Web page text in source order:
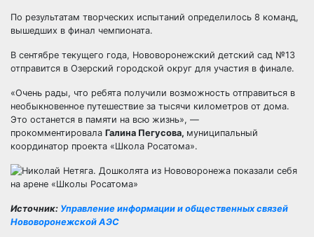
По результатам творческих испытаний определилось 8 команд,
вышедших в финал чемпионата.
В сентябре текущего года, Нововоронежский детский сад №13
отправится в Озерский городской округ для участия в финале.
«Очень рады, что ребята получили возможность отправиться в
необыкновенное путешествие за тысячи километров от дома.
Это останется в памяти на всю жизнь», —
прокомментировала Галина Пегусова, муниципальный
координатор проекта «Школа Росатома».
Источник: Управление информации и общественных связей
Нововоронежской АЭС